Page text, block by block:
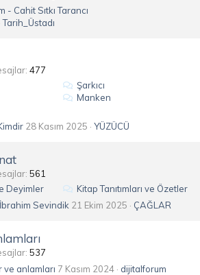
Cahit Sıtkı Tarancı
Tarih_Üstadı
477
Şarkıcı
Manken
28 Kasım 2025 YÜZÜCÜ
561
Deyimler
Kitap Tanıtımları ve Özetler
Sevindik 21 Ekim 2025 ÇAĞLAR
537
anlamları 7 Kasım 2024 dijitalforum